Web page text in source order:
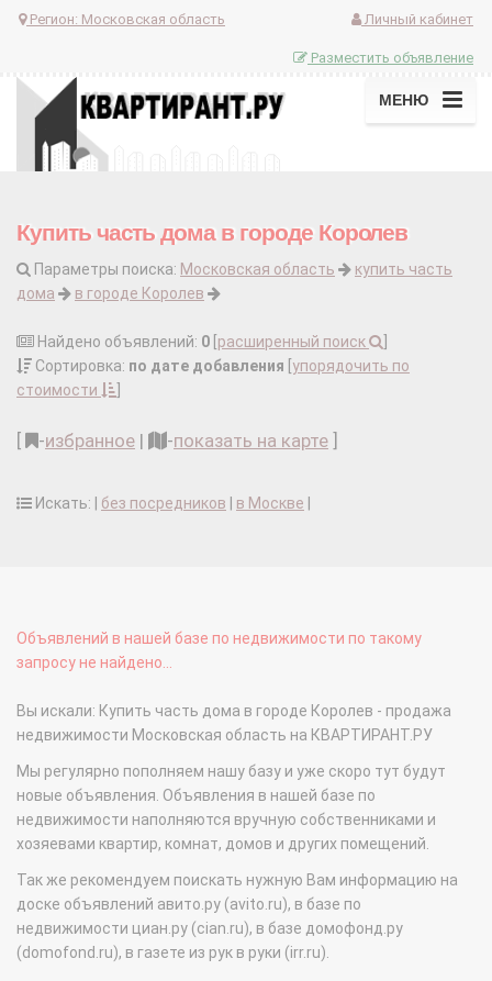
Регион: Московская область Личный кабинет
Разместить объявление
МЕНЮ
Купить часть дома в городе Королев
Параметры поиска: Московская область
купить часть
дома
в городе Королев
Найдено объявлений: 0 расширенный поиск
Сортировка: по дате добавления упорядочить по
стоимости
-избранное | -показать на карте
Искать: | без посредников в Москве
Объявлений в нашей базе по недвижимости по такому
запросу не найдено...
Вы искали: Купить часть дома в городе Королев - продажа
недвижимости Московская область на КВАРТИРАНТ.РУ
Мы регулярно пополняем нашу базу и уже скоро тут будут
новые объявления. Объявления в нашей базе по
недвижимости наполняются вручную собственниками и
хозяевами квартир, комнат, домов и других помещений.
Так же рекомендуем поискать нужную Вам информацию на
доске объявлений авито.ру (avito.ru), в базе по
недвижимости циан.ру (cian.ru), в базе домофонд.ру
(domofond.ru), в газете из рук в руки (irr.ru).